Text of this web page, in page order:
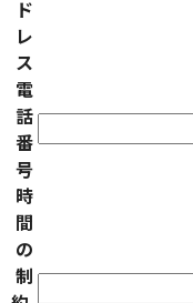
ド
レ
ス
電
話
番
号
時
間
の
制